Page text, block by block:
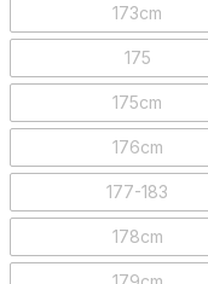
173cm
175
175cm
176cm
177-183
178cm